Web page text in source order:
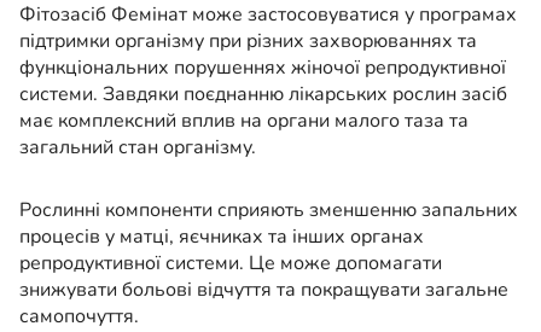
Фітозасіб Фемінат може застосовуватися у програмах
підтримки організму при різних захворюваннях та
функціональних порушеннях жіночої репродуктивної
системи. Завдяки поєднанню лікарських рослин засіб
має комплексний вплив на органи малого таза та
загальний стан організму.
Рослинні компоненти сприяють зменшенню запальних
процесів у матці, яєчниках та інших органах
репродуктивної системи. Це може допомагати
знижувати больові відчуття та покращувати загальне
самопочуття.